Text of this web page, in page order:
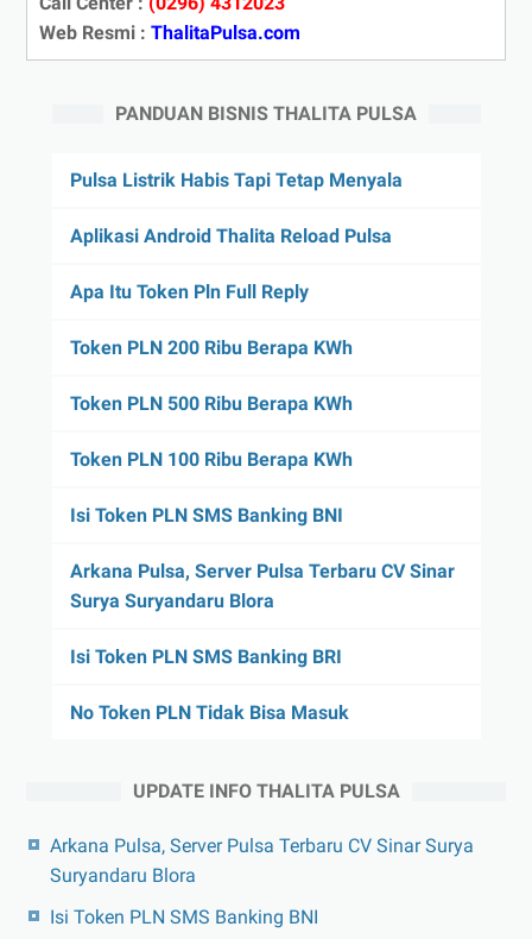
Web Resmi : ThalitaPulsa.com
PANDUAN BISNIS THALITA PULSA
Pulsa Listrik Habis Tapi Tetap Menyala
Aplikasi Android Thalita Reload Pulsa
Apa Itu Token Pln Full Reply
Token PLN 200 Ribu Berapa KWh
Token PLN 500 Ribu Berapa KWh
Token PLN 100 Ribu Berapa KWh
Isi Token PLN SMS Banking BNI
Arkana Pulsa, Server Pulsa Terbaru CV Sinar
Surya Suryandaru Blora
Isi Token PLN SMS Banking BRI
No Token PLN Tidak Bisa Masuk
UPDATE INFO THALITA PULSA
Arkana Pulsa, Server Pulsa Terbaru CV Sinar Surya
Suryandaru Blora
Isi Token PLN SMS Banking BNI